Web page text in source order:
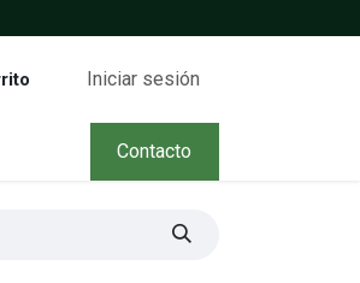
Iniciar sesión
Contacto